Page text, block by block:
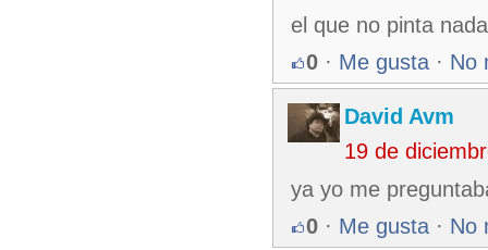
el que no pinta
0 · Me gusta · No
David Avm
19 de
ya yo me
0 · Me gusta · No